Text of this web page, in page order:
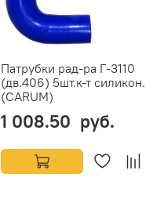
Патрубки рад-ра Г-3110
(дв.406) 5шт.к-т силикон.
(CARUM)
1 008.50 руб.